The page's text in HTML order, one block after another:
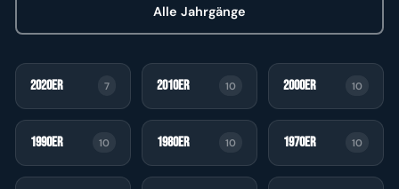
Alle Jahrgänge
2020er 7 2010er 10 2000er 10
1990er 10 1980er 10 1970er 10